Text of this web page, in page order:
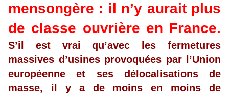
mensongère : il n’y aurait plus
de classe ouvrière en France.
S’il est vrai qu’avec les fermetures
massives d’usines provoquées par l’Union
européenne et ses délocalisations de
masse, il y a de moins en moins de